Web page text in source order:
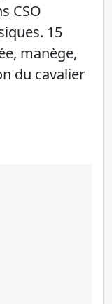
CSO
15
manège,
du cavalier